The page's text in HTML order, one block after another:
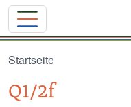
Startseite
Q1/2f